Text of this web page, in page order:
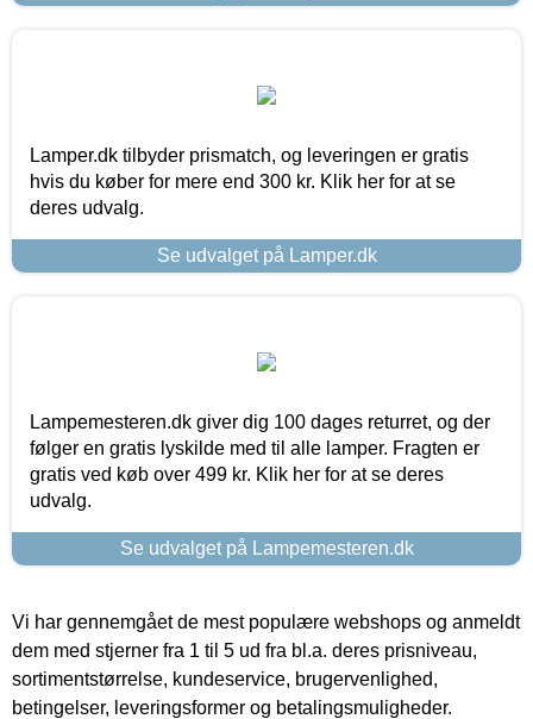
Lamper.dk tilbyder prismatch, og leveringen er gratis
hvis du køber for mere end 300 kr. Klik her for at se
deres udvalg.
Se udvalget på Lamper.dk
Lampemesteren.dk giver dig 100 dages returret, og der
følger en gratis lyskilde med til alle lamper. Fragten er
gratis ved køb over 499 kr. Klik her for at se deres
udvalg.
Se udvalget på Lampemesteren.dk
Vi har gennemgået de mest populære webshops og anmeldt
dem med stjerner fra 1 til 5 ud fra bl.a. deres prisniveau,
sortimentstørrelse, kundeservice, brugervenlighed,
betingelser, leveringsformer og betalingsmuligheder.